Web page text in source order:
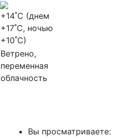
+14˚C (днем
+17˚C, ночью
+10˚C)
Ветрено,
переменная
облачность
Вы просматриваете: